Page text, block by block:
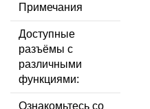
Примечания
Доступные
разъёмы с
различными
функциями:
Ознакомьтесь со